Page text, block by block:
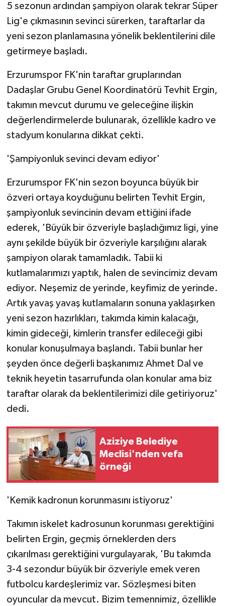
5 sezonun ardından şampiyon olarak tekrar Süper
Lig'e çıkmasının sevinci sürerken, taraftarlar da
yeni sezon planlamasına yönelik beklentilerini dile
getirmeye başladı.
Erzurumspor FK'nin taraftar gruplarından
Dadaşlar Grubu Genel Koordinatörü Tevhit Ergin,
takımın mevcut durumu ve geleceğine ilişkin
değerlendirmelerde bulunarak, özellikle kadro ve
stadyum konularına dikkat çekti.
'Şampiyonluk sevinci devam ediyor'
Erzurumspor FK'nin sezon boyunca büyük bir
özveri ortaya koyduğunu belirten Tevhit Ergin,
şampiyonluk sevincinin devam ettiğini ifade
ederek, 'Büyük bir özveriyle başladığımız ligi, yine
aynı şekilde büyük bir özveriyle karşılığını alarak
şampiyon olarak tamamladık. Tabii ki
kutlamalarımızı yaptık, halen de sevincimiz devam
ediyor. Neşemiz de yerinde, keyfimiz de yerinde.
Artık yavaş yavaş kutlamaların sonuna yaklaşırken
yeni sezon hazırlıkları, takımda kimin kalacağı,
kimin gideceği, kimlerin transfer edileceği gibi
konular konuşulmaya başlandı. Tabii bunlar her
şeyden önce değerli başkanımız Ahmet Dal ve
teknik heyetin tasarrufunda olan konular ama biz
taraftar olarak da beklentilerimizi dile getiriyoruz'
dedi.
Aziziye Belediye
Meclisi'nden vefa
örneği
'Kemik kadronun korunmasını istiyoruz'
Takımın iskelet kadrosunun korunması gerektiğini
belirten Ergin, geçmiş örneklerden ders
çıkarılması gerektiğini vurgulayarak, 'Bu takımda
3-4 sezondur büyük bir özveriyle emek veren
futbolcu kardeşlerimiz var. Sözleşmesi biten
oyuncular da mevcut. Bizim temennimiz, özellikle